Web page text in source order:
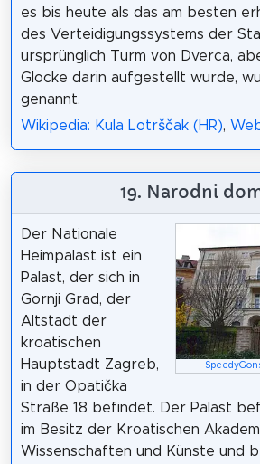
es bis heute als das am besten
des Verteidigungssystems der
ursprünglich Turm von Dverca,
Glocke darin aufgestellt wurde,
genannt.
Wikipedia: Kula Lotrščak (HR),
19. Narodni
Der Nationale
Heimpalast ist ein
Palast, der sich in
Gornji Grad, der
Altstadt der
kroatischen
Hauptstadt Zagreb,
in der Opatička
Straße 18 befindet. Der Palast
im Besitz der Kroatischen
Wissenschaften und Künste und